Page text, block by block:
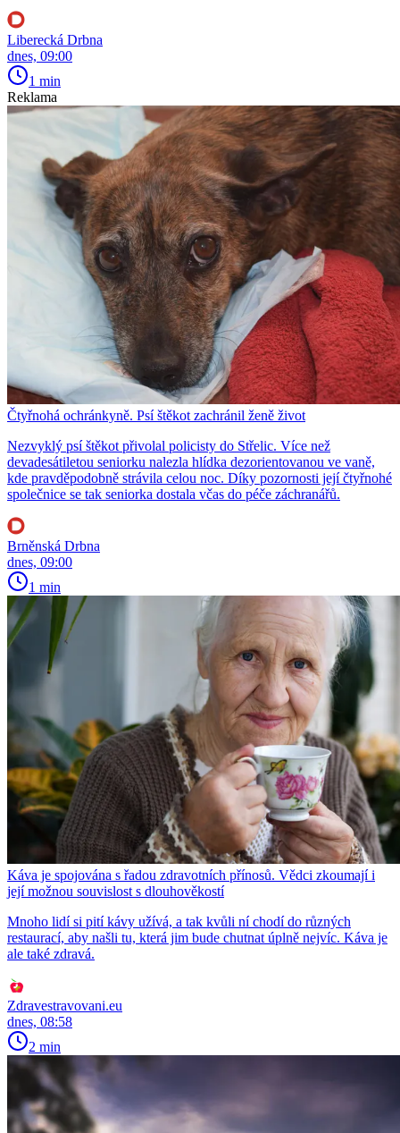
Liberecká Drbna
dnes, 09:00
1 min
Reklama
Čtyřnohá ochránkyně. Psí štěkot zachránil ženě život
Nezvyklý psí štěkot přivolal policisty do Střelic. Více než
devadesátiletou seniorku nalezla hlídka dezorientovanou ve vaně,
kde pravděpodobně strávila celou noc. Díky pozornosti její čtyřnohé
společnice se tak seniorka dostala včas do péče záchranářů.
Brněnská Drbna
dnes, 09:00
1 min
Káva je spojována s řadou zdravotních přínosů. Vědci zkoumají i
její možnou souvislost s dlouhověkostí
Mnoho lidí si pití kávy užívá, a tak kvůli ní chodí do různých
restaurací, aby našli tu, která jim bude chutnat úplně nejvíc. Káva je
ale také zdravá.
Zdravestravovani.eu
dnes, 08:58
2 min